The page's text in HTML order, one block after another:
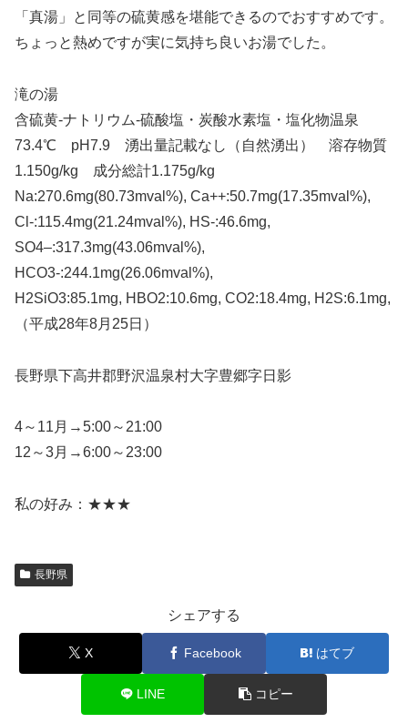
「真湯」と同等の硫黄感を堪能できるのでおすすめです。
ちょっと熱めですが実に気持ち良いお湯でした。
滝の湯
含硫黄-ナトリウム-硫酸塩・炭酸水素塩・塩化物温泉
73.4℃ pH7.9 湧出量記載なし（自然湧出） 溶存物質
1.150g/kg 成分総計1.175g/kg
Na:270.6mg(80.73mval%), Ca++:50.7mg(17.35mval%),
Cl-:115.4mg(21.24mval%), HS-:46.6mg,
SO4–:317.3mg(43.06mval%),
HCO3-:244.1mg(26.06mval%),
H2SiO3:85.1mg, HBO2:10.6mg, CO2:18.4mg, H2S:6.1mg,
（平成28年8月25日）
長野県下高井郡野沢温泉村大字豊郷字日影
4～11月→5:00～21:00
12～3月→6:00～23:00
私の好み：★★★
長野県
シェアする
X Facebook はてブ
LINE コピー